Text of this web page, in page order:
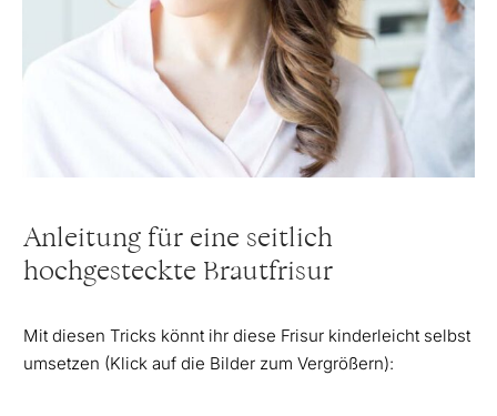
Anleitung für eine seitlich
hochgesteckte Brautfrisur
Mit diesen Tricks könnt ihr diese Frisur kinderleicht selbst
umsetzen (Klick auf die Bilder zum Vergrößern):